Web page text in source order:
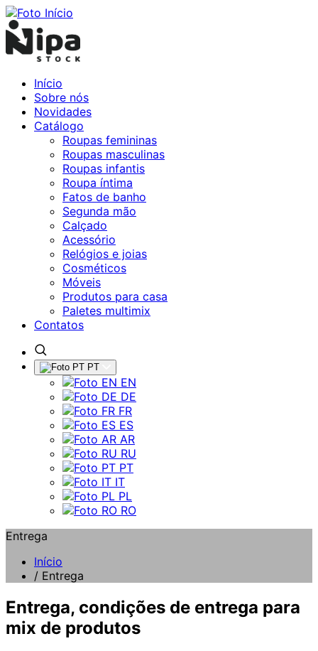
Início
Sobre nós
Novidades
Catálogo
Roupas femininas
Roupas masculinas
Roupas infantis
Roupa íntima
Fatos de banho
Segunda mão
Calçado
Acessório
Relógios e joias
Cosméticos
Móveis
Produtos para casa
Paletes multimix
Contatos
PT
EN
DE
FR
ES
AR
RU
PT
IT
PL
RO
Entrega
Início
/ Entrega
Entrega, condições de entrega para
mix de produtos